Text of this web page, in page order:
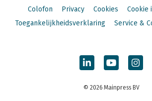
Colofon
Privacy Cookies
Cookie
Toegankelijkheidsverklaring
Service &
© 2026 Mainpress BV